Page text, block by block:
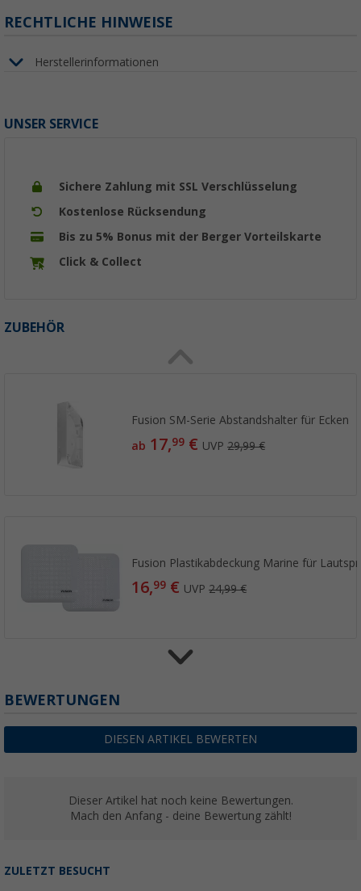
RECHTLICHE HINWEISE
Herstellerinformationen
UNSER SERVICE
Sichere Zahlung mit SSL Verschlüsselung
Kostenlose Rücksendung
Bis zu 5% Bonus mit der Berger Vorteilskarte
Click & Collect
ZUBEHÖR
Fusion SM-Serie Abstandshalter für Ecken
ab 17,99 € UVP29,99 €
Fusion Plastikabdeckung Marine für
16,99 € UVP24,99 €
ab14,99€ UVP24,99 €
BEWERTUNGEN
DIESEN ARTIKEL BEWERTEN
Dieser Artikel hat noch keine Bewertungen.
Mach den Anfang - deine Bewertung zählt!
ZULETZT BESUCHT